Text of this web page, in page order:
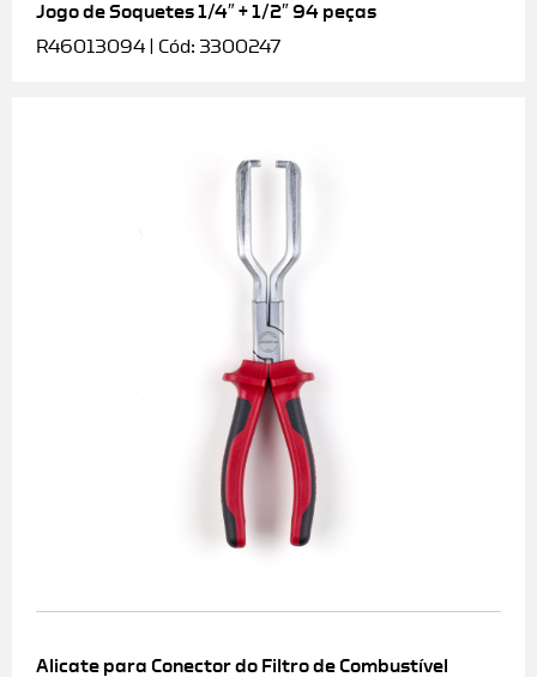
Jogo de Soquetes 1/4″ + 1/2″ 94 peças
R46013094 | Cód: 3300247
Alicate para Conector do Filtro de Combustível